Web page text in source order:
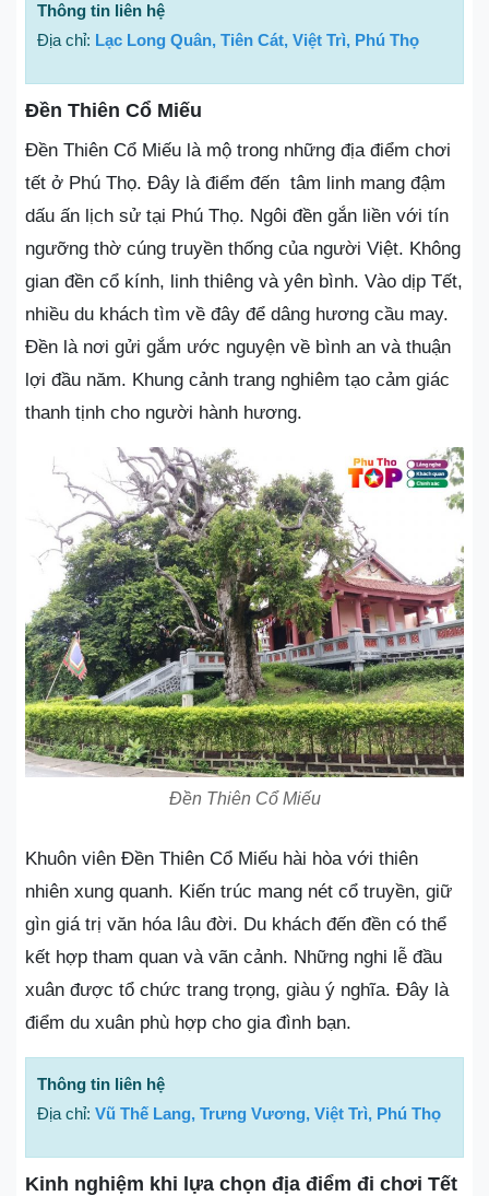
Thông tin liên hệ
Địa chỉ: Lạc Long Quân, Tiên Cát, Việt Trì, Phú Thọ
Đền Thiên Cổ Miếu
Đền Thiên Cổ Miếu là mộ trong những địa điểm chơi
tết ở Phú Thọ. Đây là điểm đến tâm linh mang đậm
dấu ấn lịch sử tại Phú Thọ. Ngôi đền gắn liền với tín
ngưỡng thờ cúng truyền thống của người Việt. Không
gian đền cổ kính, linh thiêng và yên bình. Vào dịp Tết,
nhiều du khách tìm về đây để dâng hương cầu may.
Đền là nơi gửi gắm ước nguyện về bình an và thuận
lợi đầu năm. Khung cảnh trang nghiêm tạo cảm giác
thanh tịnh cho người hành hương.
Đền Thiên Cổ Miếu
Khuôn viên Đền Thiên Cổ Miếu hài hòa với thiên
nhiên xung quanh. Kiến trúc mang nét cổ truyền, giữ
gìn giá trị văn hóa lâu đời. Du khách đến đền có thể
kết hợp tham quan và vãn cảnh. Những nghi lễ đầu
xuân được tổ chức trang trọng, giàu ý nghĩa. Đây là
điểm du xuân phù hợp cho gia đình bạn.
Thông tin liên hệ
Địa chỉ: Vũ Thế Lang, Trưng Vương, Việt Trì, Phú Thọ
Kinh nghiệm khi lựa chọn địa điểm đi chơi Tết